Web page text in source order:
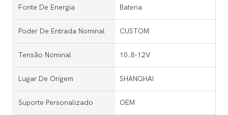
Fonte De Energia Bateria
Poder De Entrada Nominal CUSTOM
Tensão Nominal 10.8-12V
Lugar De Origem SHANGHAI
Suporte Personalizado OEM